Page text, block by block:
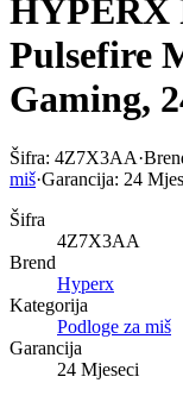
HYPERX
Pulsefire
Gaming,
Šifra: 4Z7X3AA·
miš·Garancija: 24
Šifra
4Z7X3AA
Brend
Hyperx
Kategorija
Podloge za miš
Garancija
24 Mjeseci